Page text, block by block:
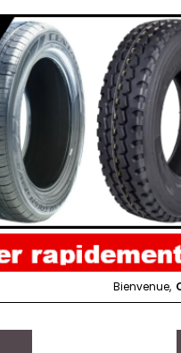
Bienvenue,